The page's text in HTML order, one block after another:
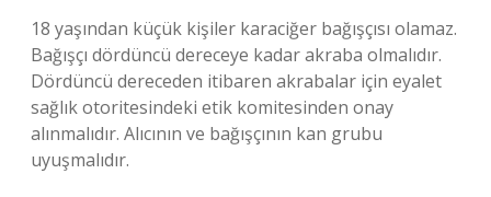
18 yaşından küçük kişiler karaciğer bağışçısı olamaz.
Bağışçı dördüncü dereceye kadar akraba olmalıdır.
Dördüncü dereceden itibaren akrabalar için eyalet
sağlık otoritesindeki etik komitesinden onay
alınmalıdır. Alıcının ve bağışçının kan grubu
uyuşmalıdır.